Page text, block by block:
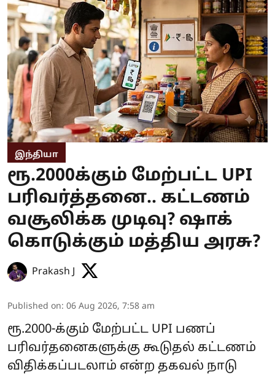
இந்தியா
ரூ.2000க்கும் மேற்பட்ட UPI
பரிவர்த்தனை.. கட்டணம்
வசூலிக்க முடிவு? ஷாக்
கொடுக்கும் மத்திய அரசு?
Prakash J
Published on: 06 Aug 2026, 7:58 am
ரூ.2000-க்கும் மேற்பட்ட UPI பணப்
பரிவர்தனைகளுக்கு கூடுதல் கட்டணம்
விதிக்கப்படலாம் என்ற தகவல் நாடு